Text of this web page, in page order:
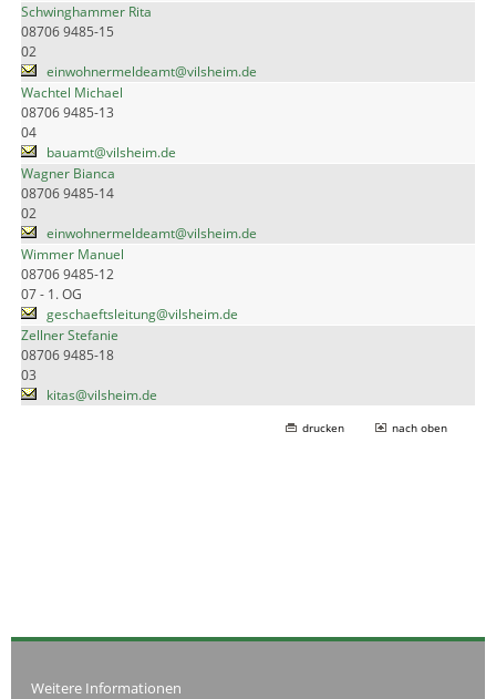
Schwinghammer Rita
08706 9485-15
02
einwohnermeldeamt@vilsheim.de
Wachtel Michael
08706 9485-13
04
bauamt@vilsheim.de
Wagner Bianca
08706 9485-14
02
einwohnermeldeamt@vilsheim.de
Wimmer Manuel
08706 9485-12
07 - 1. OG
geschaeftsleitung@vilsheim.de
Zellner Stefanie
08706 9485-18
03
kitas@vilsheim.de
drucken nach oben
Weitere Informationen